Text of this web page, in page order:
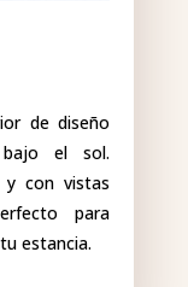
de diseño
bajo el sol.
y con vistas
para
estancia.